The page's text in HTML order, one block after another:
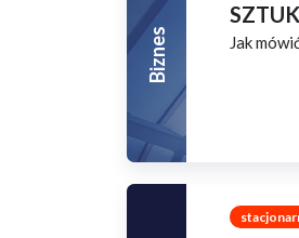
Biznes Jak